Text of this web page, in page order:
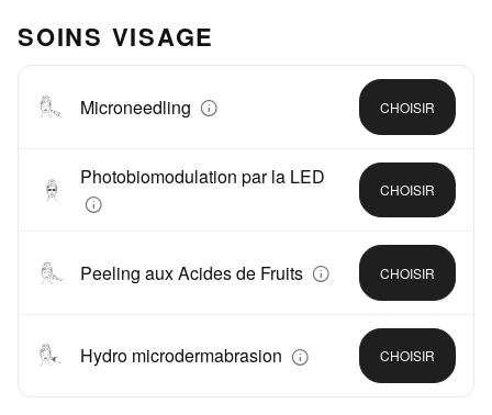
SOINS VISAGE
Microneedling CHOISIR
Photobiomodulation par la LED
CHOISIR
Peeling aux Acides de Fruits CHOISIR
Hydro microdermabrasion CHOISIR